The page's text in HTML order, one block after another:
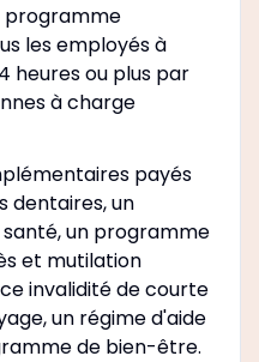
programme
les employés à
heures ou plus par
à charge
payés
dentaires, un
un programme
et mutilation
invalidité de courte
un régime d'aide
de bien-être.